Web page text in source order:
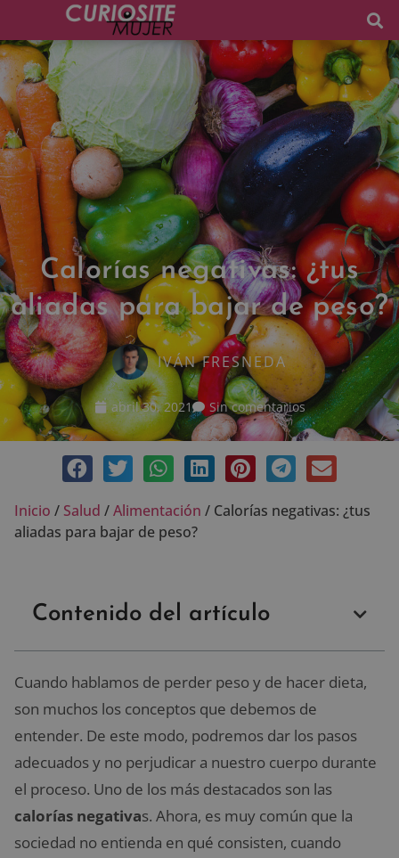
Calorías negativas: ¿tus
aliadas para bajar de peso?
IVÁN FRESNEDA
abril 30, 2021 Sin comentarios
Inicio / Salud /Alimentación / Calorías negativas: ¿tus
aliadas para bajar de peso?
Contenido del artículo
Cuando hablamos de perder peso y de hacer dieta,
son muchos los conceptos que debemos de
entender. De este modo, podremos dar los pasos
adecuados y no perjudicar a nuestro cuerpo durante
el proceso. Uno de los más destacados son las
calorías negativas. Ahora, es muy común que la
sociedad no entienda en qué consisten, cuando